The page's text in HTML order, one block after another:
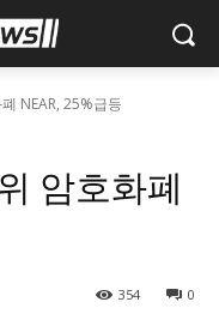
NEAR, 25%급등
암호화폐
0
354